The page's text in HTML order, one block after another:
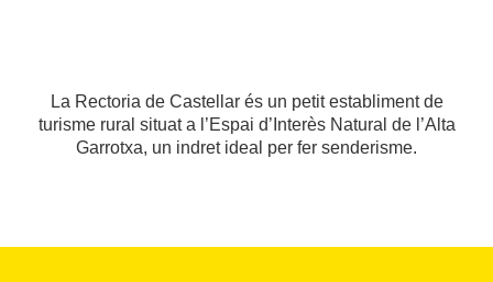
La Rectoria de Castellar és un petit establiment de
turisme rural situat a l’Espai d’Interès Natural de l’Alta
Garrotxa, un indret ideal per fer senderisme.